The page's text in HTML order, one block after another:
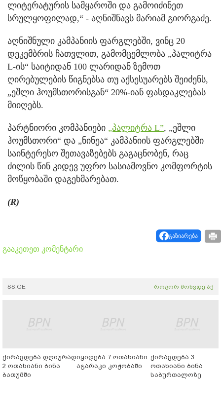
ლიტერატურის სამყაროში და გამოიძინეთ
სრულყოფილად,“ - აღნიშნავს მარიამ გიორგაძე.
აღნიშნული კამპანიის ფარგლებში, ვინც 20
დეკემბრის ჩათვლით, გამომცემლობა „პალიტრა
L-ის“ საიტიდან 100 ლარიდან ზემოთ
ღირებულების წიგნებსა თუ აქსესუარებს შეიძენს,
„ეშლი ჰოუმსთორისგან“ 20%-იან ფასდაკლებას
მიიღებს.
პარტნიორი კომპანიები „პალიტრა L”, „ეშლი
ჰოუმსთორი“ და „ნინეა“ კამპანიის ფარგლებში
საინტერესო შეთავაზებებს გაგაცნობენ, რაც
ძილის წინ კიდევ უფრო სასიამოვნო კომფორტის
მოწყობაში დაგეხმარებათ.
(R)
გაზიარება
გააკეთეთ კომენტარი
SS.GE როგორ მოხვდე აქ
ქირავდება დღიურად
2 ოთახიანი ბინა
ბათუმში
იყიდება 7 ოთახიანი
აგარაკი კოჭობაში
ქირავდება 3
ოთახიანი ბინა
საბურთალოზე